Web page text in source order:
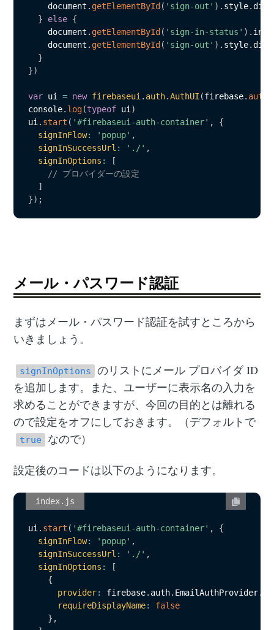
    document
. getElementById ( 'sign-out' ) . style.
}
else {
    document
. getElementById ( 'sign-in-status' ) .
    document
. getElementById ( 'sign-out' ) . style.
}
})
var ui = new firebaseui . auth.AuthUI (firebase. auth
console. log(typeof ui )
ui . start ( '#firebaseui-auth-container' ,
{
signInFlow: 'popup' ,
signInSuccessUrl : './' ,
signInOptions :
[
// プロバイダーの設定
]
}) ;
メール・パスワード認証
まずはメール・パスワード認証を試すところから
いきましょう。
signInOptions
のリストにメール プロバイダ ID
を追加します。また、ユーザーに表示名の入力を
求めることができますが、今回の目的とは離れる
ので設定をオフにしておきます。（デフォルトで
true なので）
設定後のコードは以下のようになります。
index.js
ui. start ( '#firebaseui-auth-container' ,
{
signInFlow: 'popup' ,
signInSuccessUrl : './' ,
signInOptions :
[
{
provider: firebase. auth. EmailAuthProvider.
requireDisplayName:
false
} ,